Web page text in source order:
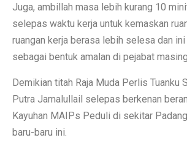
Juga, ambillah masa lebih kurang 10
selepas waktu kerja untuk kemaskan
ruangan kerja berasa lebih selesa dan
sebagai bentuk amalan di pejabat
Demikian titah Raja Muda Perlis Tuanku
Putra Jamalullail selepas berkenan
Kayuhan MAIPs Peduli di sekitar
baru-baru ini.